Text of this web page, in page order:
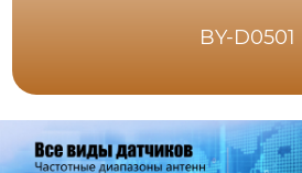
BY-D0501